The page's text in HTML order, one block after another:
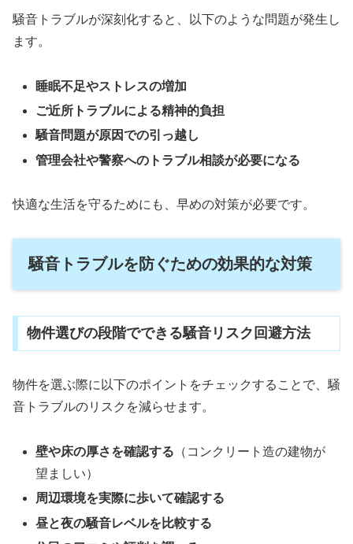
騒音トラブルが深刻化すると、以下のような問題が発生し
ます。
睡眠不足やストレスの増加
ご近所トラブルによる精神的負担
騒音問題が原因での引っ越し
管理会社や警察へのトラブル相談が必要になる
快適な生活を守るためにも、早めの対策が必要です。
騒音トラブルを防ぐための効果的な対策
物件選びの段階でできる騒音リスク回避方法
物件を選ぶ際に以下のポイントをチェックすることで、騒
音トラブルのリスクを減らせます。
壁や床の厚さを確認する （コンクリート造の建物が
望ましい）
周辺環境を実際に歩いて確認する
昼と夜の騒音レベルを比較する